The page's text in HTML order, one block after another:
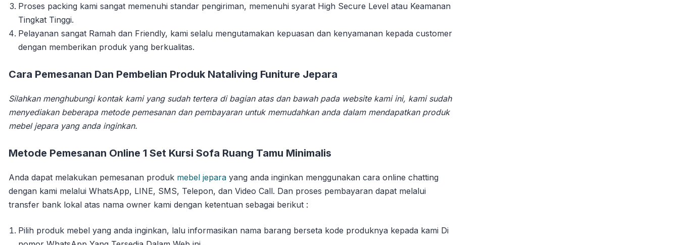
Proses packing kami sangat memenuhi standar pengiriman, memenuhi syarat High Secure Level atau Keamanan
Tingkat Tinggi.
Pelayanan sangat Ramah dan Friendly, kami selalu mengutamakan kepuasan dan kenyamanan kepada customer
dengan memberikan produk yang berkualitas.
Cara Pemesanan Dan Pembelian Produk Nataliving Funiture Jepara
Silahkan menghubungi kontak kami yang sudah tertera di bagian atas dan bawah pada website kami ini, kami sudah
menyediakan beberapa metode pemesanan dan pembayaran untuk memudahkan anda dalam mendapatkan produk
mebel jepara yang anda inginkan.
Metode Pemesanan Online 1 Set Kursi Sofa Ruang Tamu Minimalis
Anda dapat melakukan pemesanan produk mebel jepara yang anda inginkan menggunakan cara online chatting
dengan kami melalui WhatsApp, LINE, SMS, Telepon, dan Video Call. Dan proses pembayaran dapat melalui
transfer bank lokal atas nama owner kami dengan ketentuan sebagai berikut :
Pilih produk mebel yang anda inginkan, lalu informasikan nama barang berseta kode produknya kepada kami Di